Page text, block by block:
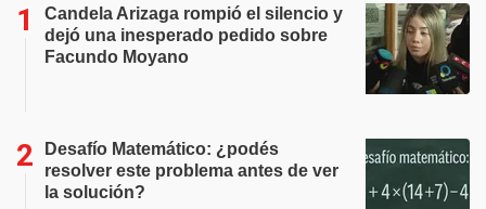
Candela Arizaga rompió el silencio y
dejó una inesperado pedido sobre
Facundo Moyano
Desafío Matemático: ¿podés
resolver este problema antes de ver
la solución?